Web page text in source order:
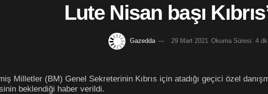
Lute Nisan başı
Gazedda 29 Mart 2021 Okuma Süresi: 4 dk
Milletler (BM) Genel Sekreterinin Kıbrıs için atadığı geçici özel
beklendiği haber verildi.